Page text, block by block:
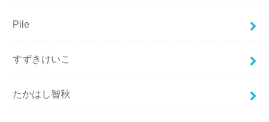
Pile
すずきけいこ
たかはし智秋